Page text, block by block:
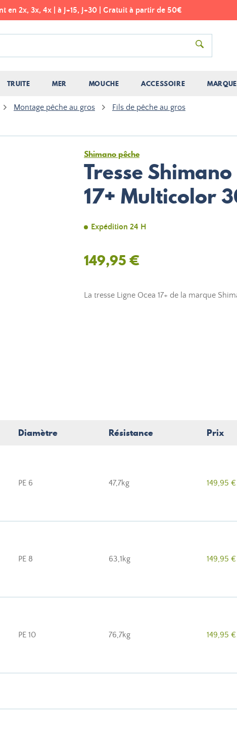
en 2x, 3x, 4x | à J+15, J+30 | Gratuit à partir de 50€
TRUITE MER MOUCHE ACCESSOIRE
Montage pêche au gros
Fils de pêche au gros
Shimano pêche
Tresse
17+ Multicolor
Expédition 24 H
149,95 €
La tresse Ligne Ocea 17+ de la marque
Diamètre Résistance Prix
PE 6 47,7kg 149,95 €
PE 8 63,1kg 149,95 €
PE 10 76,7kg 149,95 €